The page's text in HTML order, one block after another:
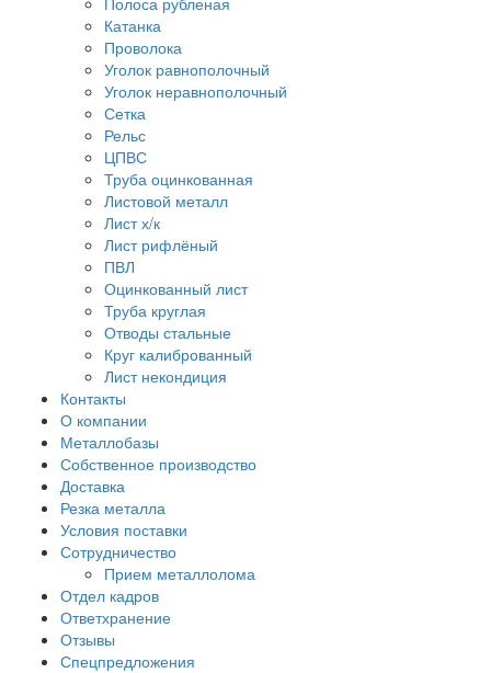
Катанка
Проволока
Уголок равнополочный
Уголок неравнополочный
Сетка
Рельс
ЦПВС
Труба оцинкованная
Листовой металл
Лист х/к
Лист рифлёный
ПВЛ
Оцинкованный лист
Труба круглая
Отводы стальные
Круг калиброванный
Лист некондиция
Контакты
О компании
Металлобазы
Собственное производство
Доставка
Резка металла
Условия поставки
Сотрудничество
Прием металлолома
Отдел кадров
Ответхранение
Отзывы
Спецпредложения